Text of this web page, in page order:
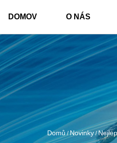
DOMOV O NÁS
Domů/Novinky /